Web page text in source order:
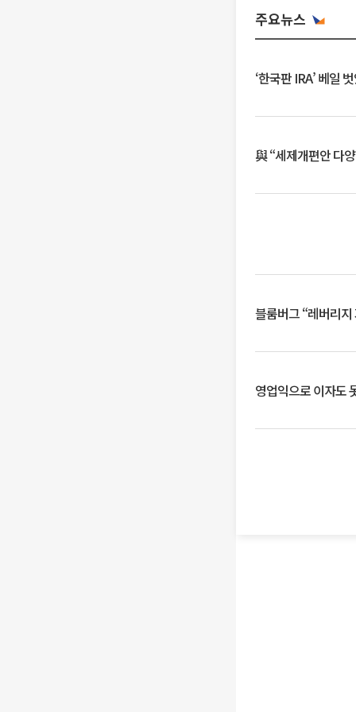
주요뉴스
‘한국판 IRA’ 베일
與 “세제개편안 다
블룸버그 “레버리
영업익으로 이자도